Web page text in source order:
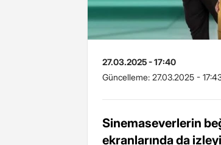
27.03.2025 - 17:40
Güncelleme: 27.03.2025 -
Sinemaseverlerin
ekranlarında da